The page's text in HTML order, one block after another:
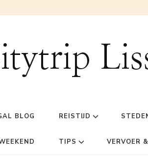
BLOG REISTIJD
TIPS VERVOER